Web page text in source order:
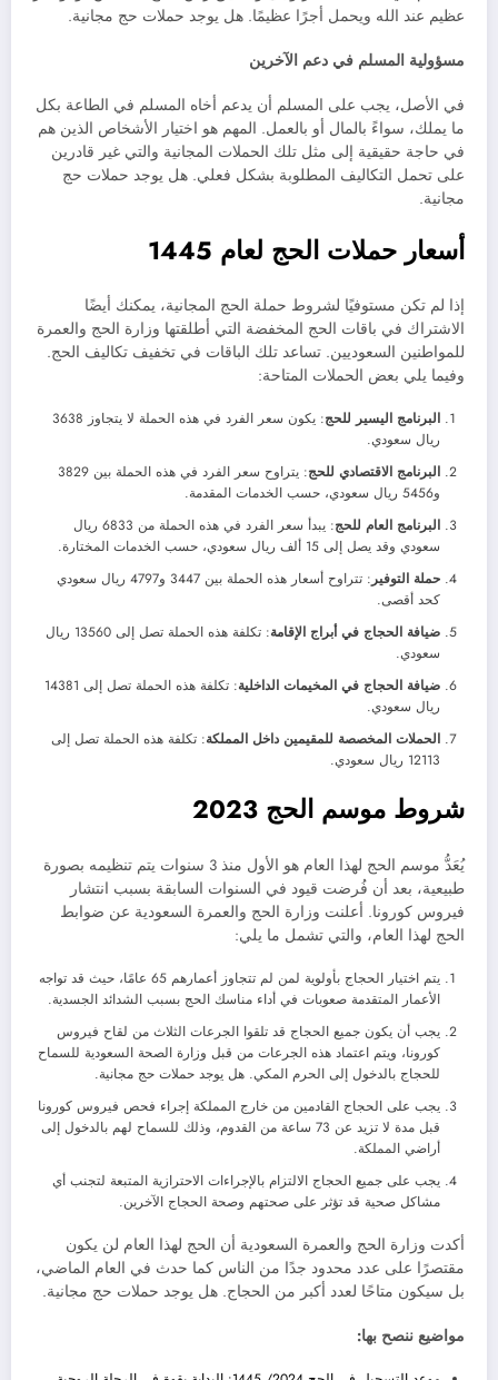
عظيم عند الله ويحمل أجرًا عظيمًا. هل يوجد حملات حج مجانية.
مسؤولية المسلم في دعم الآخرين
في الأصل، يجب على المسلم أن يدعم أخاه المسلم في الطاعة بكل
ما يملك، سواءً بالمال أو بالعمل. المهم هو اختيار الأشخاص الذين هم
في حاجة حقيقية إلى مثل تلك الحملات المجانية والتي غير قادرين
على تحمل التكاليف المطلوبة بشكل فعلي. هل يوجد حملات حج
مجانية.
أسعار حملات الحج لعام 1445
إذا لم تكن مستوفيًا لشروط حملة الحج المجانية، يمكنك أيضًا
الاشتراك في باقات الحج المخفضة التي أطلقتها وزارة الحج والعمرة
للمواطنين السعوديين. تساعد تلك الباقات في تخفيف تكاليف الحج.
وفيما يلي بعض الحملات المتاحة:
البرنامج اليسير للحج
: يكون سعر الفرد في هذه الحملة لا يتجاوز 3638
ريال سعودي.
البرنامج الاقتصادي للحج
: يتراوح سعر الفرد في هذه الحملة بين 3829
و5456 ريال سعودي، حسب الخدمات المقدمة.
البرنامج العام للحج
: يبدأ سعر الفرد في هذه الحملة من 6833 ريال
سعودي وقد يصل إلى 15 ألف ريال سعودي، حسب الخدمات المختارة.
حملة التوفير
: تتراوح أسعار هذه الحملة بين 3447 و4797 ريال سعودي
كحد أقصى.
ضيافة الحجاج في أبراج الإقامة
: تكلفة هذه الحملة تصل إلى 13560 ريال
سعودي.
ضيافة الحجاج في المخيمات الداخلية
: تكلفة هذه الحملة تصل إلى 14381
ريال سعودي.
الحملات المخصصة للمقيمين داخل المملكة: تكلفة هذه الحملة تصل إلى
12113 ريال سعودي.
شروط موسم الحج 2023
يُعَدُّ موسم الحج لهذا العام هو الأول منذ 3 سنوات يتم تنظيمه بصورة
طبيعية، بعد أن فُرضت قيود في السنوات السابقة بسبب انتشار
فيروس كورونا. أعلنت وزارة الحج والعمرة السعودية عن ضوابط
الحج لهذا العام، والتي تشمل ما يلي:
يتم اختيار الحجاج بأولوية لمن لم تتجاوز أعمارهم 65 عامًا، حيث قد تواجه
الأعمار المتقدمة صعوبات في أداء مناسك الحج بسبب الشدائد الجسدية.
يجب أن يكون جميع الحجاج قد تلقوا الجرعات الثلاث من لقاح فيروس
كورونا، ويتم اعتماد هذه الجرعات من قبل وزارة الصحة السعودية للسماح
للحجاج بالدخول إلى الحرم المكي. هل يوجد حملات حج مجانية.
يجب على الحجاج القادمين من خارج المملكة إجراء فحص فيروس كورونا
قبل مدة لا تزيد عن 73 ساعة من القدوم، وذلك للسماح لهم بالدخول إلى
أراضي المملكة.
يجب على جميع الحجاج الالتزام بالإجراءات الاحترازية المتبعة لتجنب أي
مشاكل صحية قد تؤثر على صحتهم وصحة الحجاج الآخرين.
أكدت وزارة الحج والعمرة السعودية أن الحج لهذا العام لن يكون
مقتصرًا على عدد محدود جدًا من الناس كما حدث في العام الماضي،
بل سيكون متاحًا لعدد أكبر من الحجاج. هل يوجد حملات حج مجانية.
مواضيع ننصح بها: